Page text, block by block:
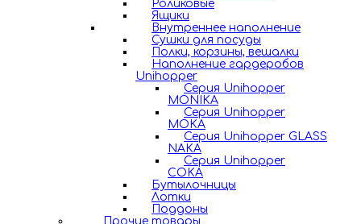
Роликовые
Ящики
Внутреннее наполнение
Сушки для посуды
Полки, корзины, вешалки
Наполнение гардеробов
Unihopper
Серия Unihopper
MONIKA
Серия Unihopper
MOKA
Серия Unihopper GLASS
NAKA
Серия Unihopper
COKA
Бутылочницы
Лотки
Поддоны
Прочие товары